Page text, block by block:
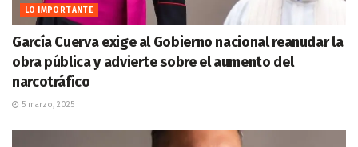
LO IMPORTANTE
García Cuerva exige al Gobierno nacional reanudar la
obra pública y advierte sobre el aumento del
narcotráfico
5 marzo, 2025